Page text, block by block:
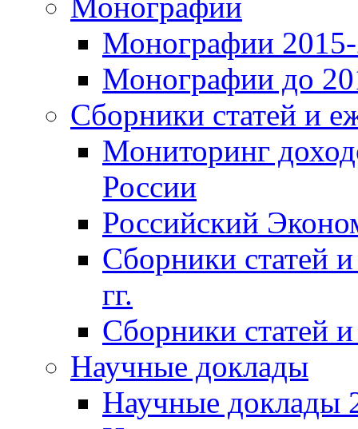
Монографии 2015-
Монографии до
Сборники статей и
Мониторинг
России
Российский
Сборники статей
гг.
Сборники статей
Научные доклады
Научные доклады